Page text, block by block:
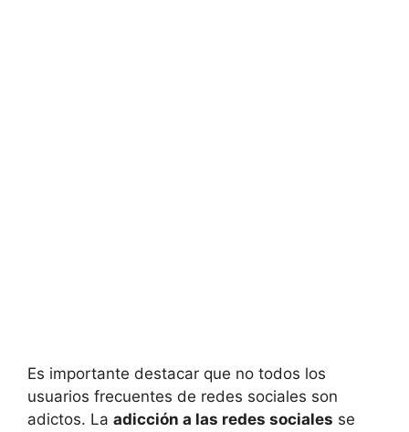
Es importante destacar que no todos los
usuarios frecuentes de redes sociales son
adictos. La adicción a las redes sociales se